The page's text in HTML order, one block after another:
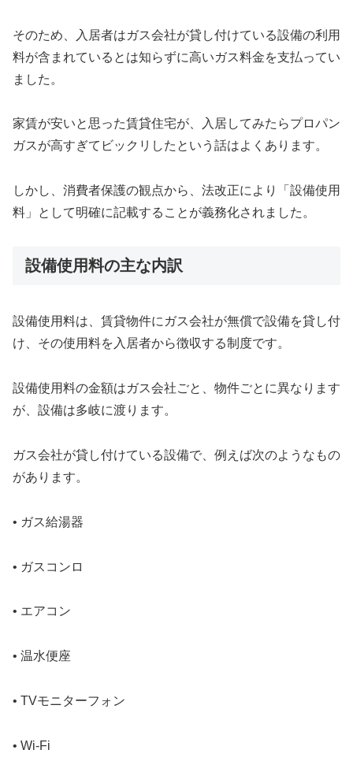
そのため、入居者はガス会社が貸し付けている設備の利用
料が含まれているとは知らずに高いガス料金を支払ってい
ました。
家賃が安いと思った賃貸住宅が、入居してみたらプロパン
ガスが高すぎてビックリしたという話はよくあります。
しかし、消費者保護の観点から、法改正により「設備使用
料」として明確に記載することが義務化されました。
設備使用料の主な内訳
設備使用料は、賃貸物件にガス会社が無償で設備を貸し付
け、その使用料を入居者から徴収する制度です。
設備使用料の金額はガス会社ごと、物件ごとに異なります
が、設備は多岐に渡ります。
ガス会社が貸し付けている設備で、例えば次のようなもの
があります。
• ガス給湯器
• ガスコンロ
• エアコン
• 温水便座
• TVモニターフォン
• Wi-Fi